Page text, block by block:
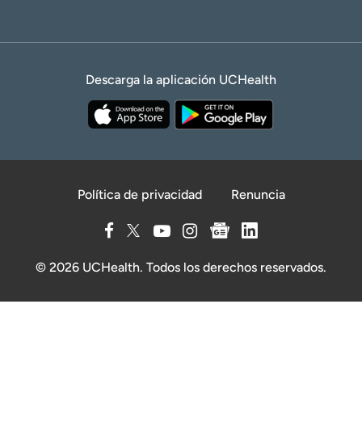
Descarga la aplicación UCHealth
Política de privacidad Renuncia
© 2026 UCHealth. Todos los derechos reservados.